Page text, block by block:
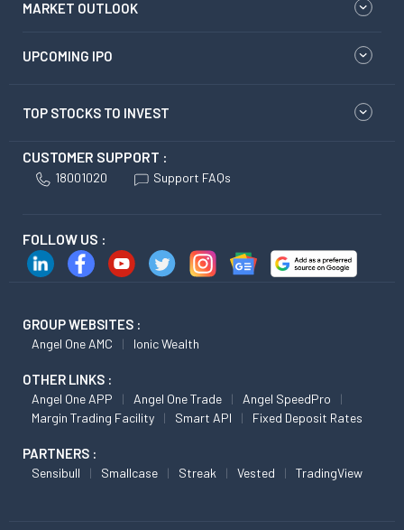
MARKET OUTLOOK
UPCOMING IPO
TOP STOCKS TO INVEST
CUSTOMER SUPPORT :
18001020 Support FAQs
FOLLOW US :
GROUP WEBSITES :
Angel One AMC Ionic Wealth
OTHER LINKS :
Angel One APP Angel One Trade
Angel SpeedPro
Margin Trading Facility
Smart API Fixed Deposit Rates
PARTNERS :
Sensibull Smallcase Streak Vested TradingView